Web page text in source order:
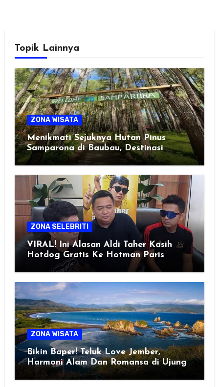
Topik Lainnya
ZONA WISATA
Menikmati Sejuknya Hutan Pinus
Samparona di Baubau, Destinasi
Healing Favorit!
ZONA SELEBRITI
VIRAL! Ini Alasan Aldi Taher Kasih
Hotdog Gratis Ke Hotman Paris
ZONA WISATA
Bikin Baper! Teluk Love Jember,
Harmoni Alam Dan Romansa di Ujung
Selatan Jawa